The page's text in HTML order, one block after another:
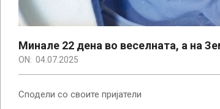
Минале 22 дена во веселната, а на
ON: 04.07.2025
Сподели со своите пријатели